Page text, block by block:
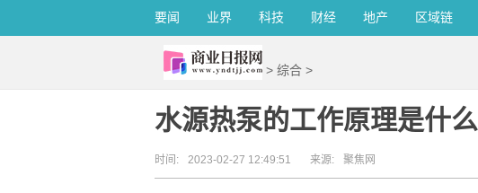
要闻 业界 科技 财经 地产 区域链
> 综合 >
水源热泵的工作原理是什么
时间: 2023-02-27 12:49:51 来源: 聚焦网